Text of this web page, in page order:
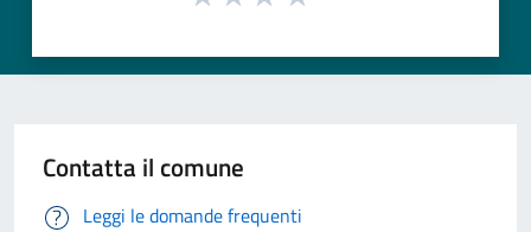
Contatta il comune
Leggi le domande frequenti